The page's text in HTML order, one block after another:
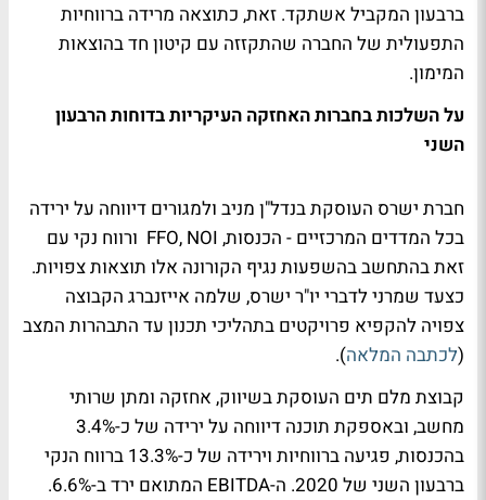
ברבעון המקביל אשתקד. זאת, כתוצאה מרידה ברווחיות
התפעולית של החברה שהתקזזה עם קיטון חד בהוצאות
המימון.
על השלכות בחברות האחזקה העיקריות בדוחות הרבעון
השני
חברת ישרס העוסקת בנדל"ן מניב ולמגורים דיווחה על ירידה
בכל המדדים המרכזיים - הכנסות, FFO, NOI ורווח נקי עם
זאת בהתחשב בהשפעות נגיף הקורונה אלו תוצאות צפויות.
כצעד שמרני לדברי יו"ר ישרס, שלמה אייזנברג הקבוצה
צפויה להקפיא פרויקטים בתהליכי תכנון עד התבהרות המצב
(לכתבה המלאה).
קבוצת מלם תים העוסקת בשיווק, אחזקה ומתן שרותי
מחשב, ובאספקת תוכנה דיווחה על ירידה של כ-3.4%
בהכנסות, פגיעה ברווחיות וירידה של כ-13.3% ברווח הנקי
ברבעון השני של 2020. ה-EBITDA המתואם ירד ב-6.6%.